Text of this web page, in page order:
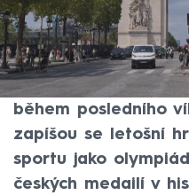
Olympiáda v Paříži
svému konci a
vybojovala pouhé
během posledního
zapíšou se letošní
sportu jako
českých medailí v